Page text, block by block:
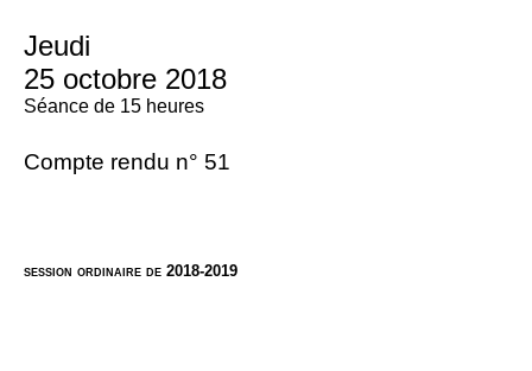
Jeudi
25 octobre 2018
Séance de 15 heures
Compte rendu n° 51
session ordinaire de 2018-2019